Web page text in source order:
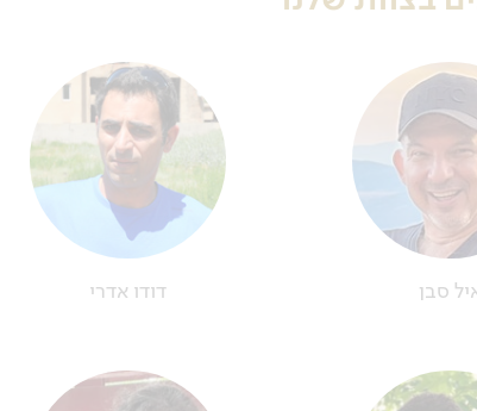
סבן דודו אדרי